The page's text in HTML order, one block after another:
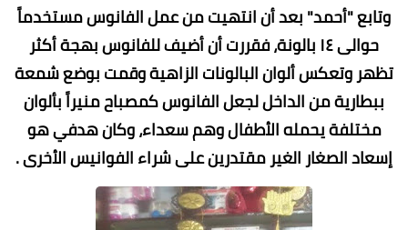
وتابع "أحمد" بعد أن انتهيت من عمل الفانوس مستخدماً
حوالى ١٤ بالونة، فقررت أن أضيف للفانوس بهجة أكثر
تظهر وتعكس ألوان البالونات الزاهية وقمت بوضع شمعة
ببطارية من الداخل لجعل الفانوس كمصباح منيراً بألوان
مختلفة يحمله الأطفال وهم سعداء، وكان هدفي هو
إسعاد الصغار الغير مقتدرين على شراء الفوانيس الأخرى .